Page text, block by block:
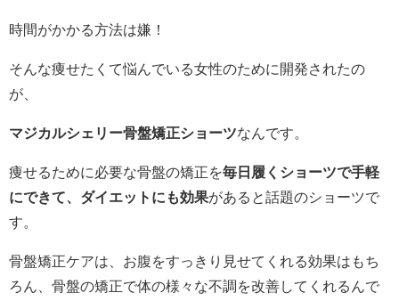
時間がかかる方法は嫌！
そんな痩せたくて悩んでいる女性のために開発されたの
が、
マジカルシェリー骨盤矯正ショーツなんです。
痩せるために必要な骨盤の矯正を毎日履くショーツで手軽
にできて、ダイエットにも効果があると話題のショーツで
す。
骨盤矯正ケアは、お腹をすっきり見せてくれる効果はもち
ろん、骨盤の矯正で体の様々な不調を改善してくれるんで